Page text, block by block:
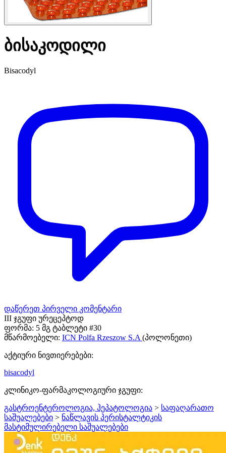
ბისაკოდილი
Bisacodyl
დაწერეთ პირველი კომენტარი
III ჯგუფი ურეცეპტოდ
ფორმა: 5 მგ ტაბლეტი #30
მწარმოებელი: ICN Polfa Rzeszow S.A (პოლონეთი)
აქტიური ნივთიერებები:
bisacodyl
კლინიკო-ფარმაკოლოგიური ჯგუფი:
გასტროენტეროლოგია, ჰეპატოლოგია > საფაღარათო
საშუალებები > ნაწლავის პერისტალტიკის
მასტიმულირებელი საშუალებები